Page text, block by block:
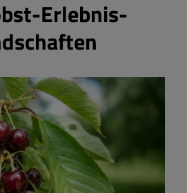
Bauen
Gruppen
Erlebnis-